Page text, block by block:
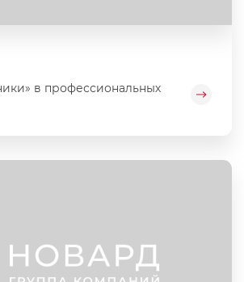
в профессиональных